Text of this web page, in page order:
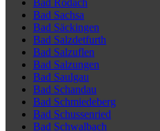
Bad Rodach
Bad Sachsa
Bad Säckingen
Bad Salzdetfurth
Bad Salzuflen
Bad Salzungen
Bad Saulgau
Bad Schandau
Bad Schmiedeberg
Bad Schussenried
Bad Schwalbach